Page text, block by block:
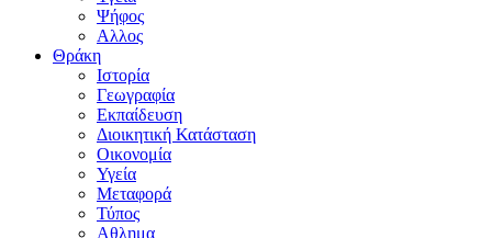
Ψήφος
Αλλος
Θράκη
Ιστορία
Γεωγραφία
Εκπαίδευση
Διοικητική Κατάσταση
Οικονομία
Υγεία
Μεταφορά
Τύπος
Αθλημα